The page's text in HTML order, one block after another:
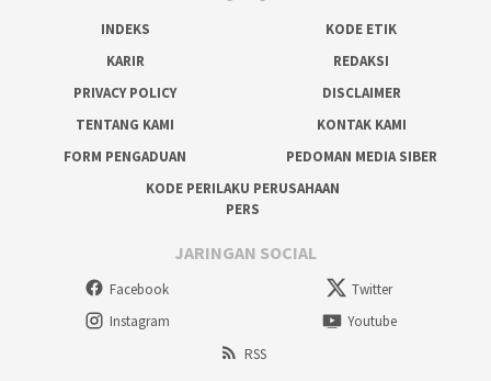
INDEKS
KODE ETIK
KARIR
REDAKSI
PRIVACY POLICY
DISCLAIMER
TENTANG KAMI
KONTAK KAMI
FORM PENGADUAN
PEDOMAN MEDIA SIBER
KODE PERILAKU PERUSAHAAN
PERS
JARINGAN SOCIAL
Facebook
Twitter
Instagram
Youtube
RSS